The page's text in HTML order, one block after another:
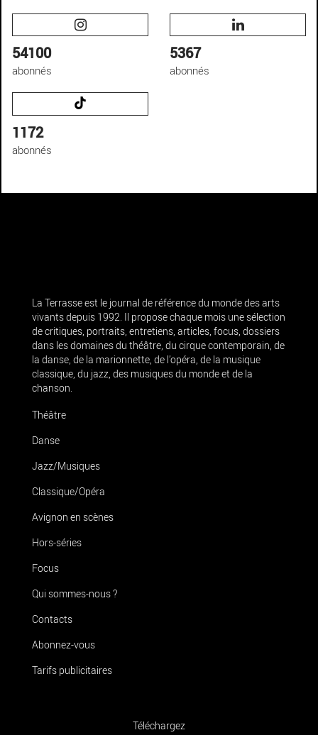
54100
abonnés
5367
abonnés
1172
abonnés
La Terrasse est le journal de référence du monde des arts
vivants depuis 1992. Il propose chaque mois une sélection
de critiques, portraits, entretiens, articles, focus, dossiers
dans les domaines du théâtre, du cirque contemporain, de
la danse, de la marionnette, de l’opéra, de la musique
classique, du jazz, des musiques du monde et de la
chanson.
Théâtre
Danse
Jazz/Musiques
Classique/Opéra
Avignon en scènes
Hors-séries
Focus
Qui sommes-nous ?
Contacts
Abonnez-vous
Tarifs publicitaires
Téléchargez